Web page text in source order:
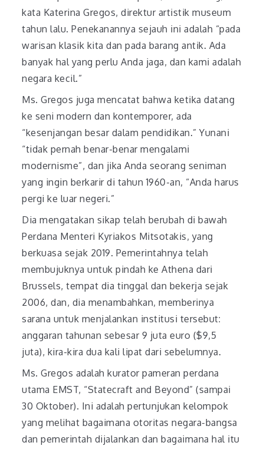
kata Katerina Gregos, direktur artistik museum
tahun lalu. Penekanannya sejauh ini adalah “pada
warisan klasik kita dan pada barang antik. Ada
banyak hal yang perlu Anda jaga, dan kami adalah
negara kecil.”
Ms. Gregos juga mencatat bahwa ketika datang
ke seni modern dan kontemporer, ada
“kesenjangan besar dalam pendidikan.” Yunani
“tidak pernah benar-benar mengalami
modernisme”, dan jika Anda seorang seniman
yang ingin berkarir di tahun 1960-an, “Anda harus
pergi ke luar negeri.”
Dia mengatakan sikap telah berubah di bawah
Perdana Menteri Kyriakos Mitsotakis, yang
berkuasa sejak 2019. Pemerintahnya telah
membujuknya untuk pindah ke Athena dari
Brussels, tempat dia tinggal dan bekerja sejak
2006, dan, dia menambahkan, memberinya
sarana untuk menjalankan institusi tersebut:
anggaran tahunan sebesar 9 juta euro ($9,5
juta), kira-kira dua kali lipat dari sebelumnya.
Ms. Gregos adalah kurator pameran perdana
utama EMST, “Statecraft and Beyond” (sampai
30 Oktober). Ini adalah pertunjukan kelompok
yang melihat bagaimana otoritas negara-bangsa
dan pemerintah dijalankan dan bagaimana hal itu